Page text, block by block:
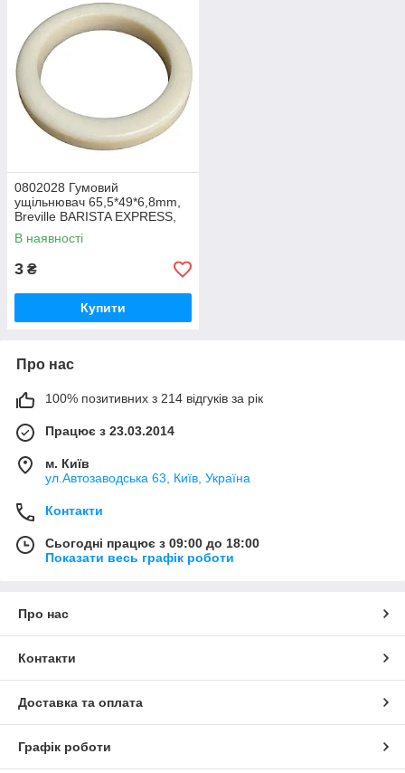
0802028 Гумовий
ущільнювач 65,5*49*6,8mm,
Breville BARISTA EXPRESS,
BES870
В наявності
3 ₴
Купити
Про нас
100% позитивних з 214 відгуків за рік
Працює з 23.03.2014
м. Київ
ул.Автозаводська 63, Київ, Україна
Контакти
Сьогодні працює з 09:00 до 18:00
Показати весь графік роботи
Про нас
Контакти
Доставка та оплата
Графік роботи